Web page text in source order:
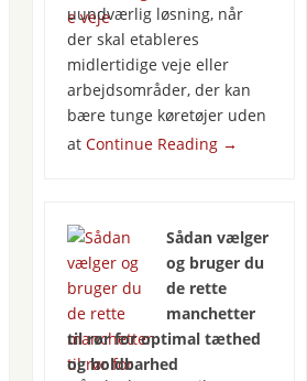
uundværlig løsning, når
der skal etableres
midlertidige veje eller
arbejdsområder, der kan
bære tunge køretøjer uden
at Continue Reading →
Sådan vælger
og bruger du
de rette
manchetter
til rør for optimal tæthed
og holdbarhed